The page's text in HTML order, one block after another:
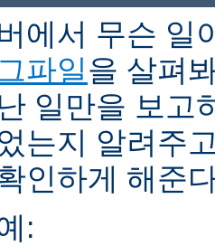
에서 무슨 일
파일을 살펴
일만을 보고
는지 알려주
인하게 해준
: